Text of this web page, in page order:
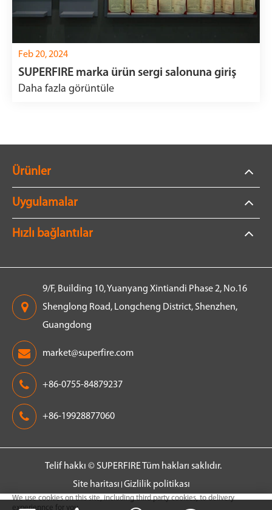
Feb 20, 2024
SUPERFIRE marka ürün sergi salonuna giriş
Daha fazla görüntüle
Ürünler
Uygulamalar
Hızlı bağlantılar
9/F, Building 10, Yuanyang Xintiandi Phase 2, No.16
Shenglong Road, Longcheng District, Shenzhen,
Guangdong
market@superfire.com
+86-0755-84879237
+86-19928877060
Telif hakkı © SUPERFIRETüm hakları saklıdır.
Site haritası Gizlilik politikası
We use cookies on this site, including third party cookies, to delivery
experiennce for you.